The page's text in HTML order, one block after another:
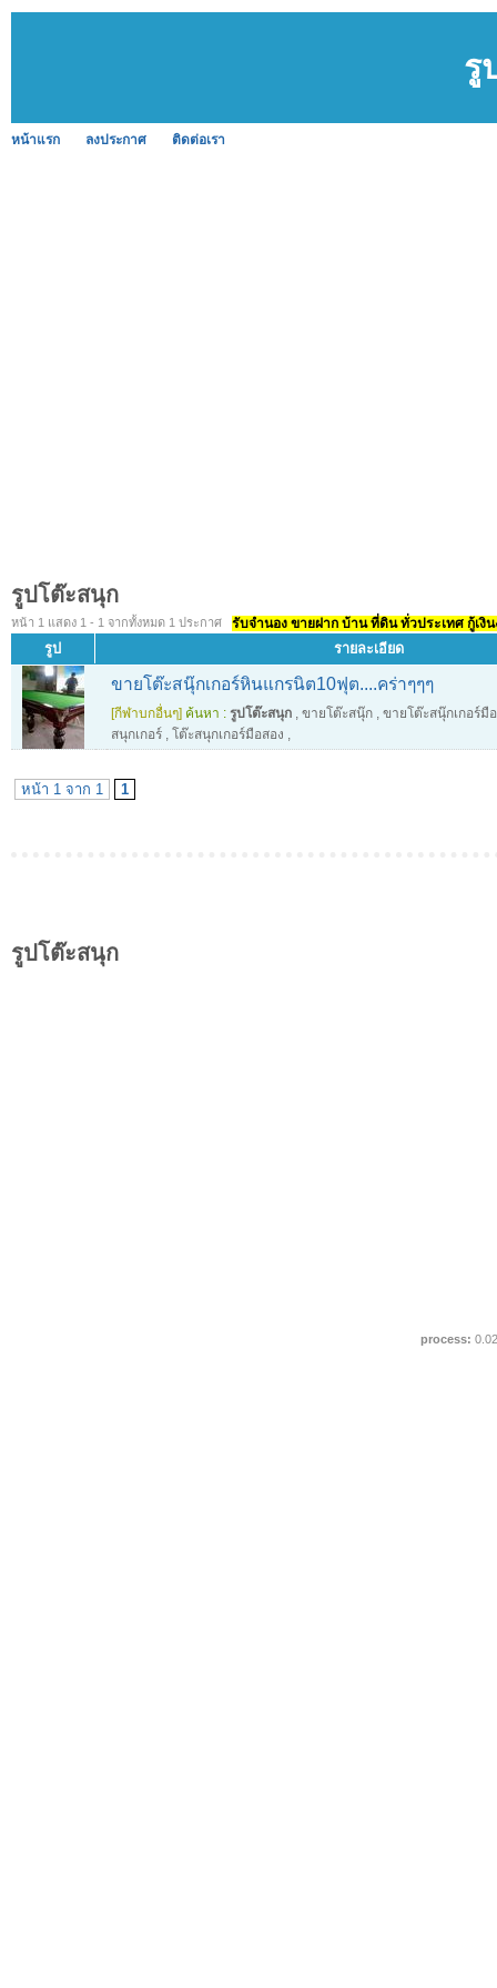
รู
หน้าแรก ลงประกาศ ติดต่อเรา
รูปโต๊ะสนุก
หน้า 1 แสดง 1 - 1 จากทั้งหมด 1 ประกาศ รับจำนอง ขายฝาก บ้าน ที่ดิน ทั่วประเทศ กู้เงิ
รูป รายละเอียด
ขายโต๊ะสนุ๊กเกอร์หินแกรนิต10ฟุต....คร่าๆๆๆ
[กีฬาบกอื่นๆ] ค้นหา : รูปโต๊ะสนุก , ขายโต๊ะสนุ๊ก , ขายโต๊ะสนุ๊กเกอร์มื
สนุกเกอร์ , โต๊ะสนุกเกอร์มือสอง ,
หน้า 1 จาก 1 1
รูปโต๊ะสนุก
process: